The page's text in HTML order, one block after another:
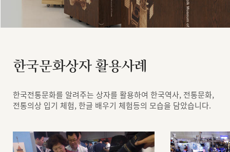
한국문화상자 활용사례
한국전통문화를 알려주는 상자를 활용하여 한국역사, 전통문화,
전통의상 입기 체험, 한글 배우기 체험등의 모습을 담았습니다.